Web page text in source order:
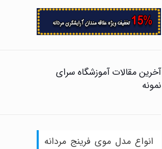
آخرین مقالات آموزشگاه سرای
نمونه
انواع مدل موی فرینج مردانه